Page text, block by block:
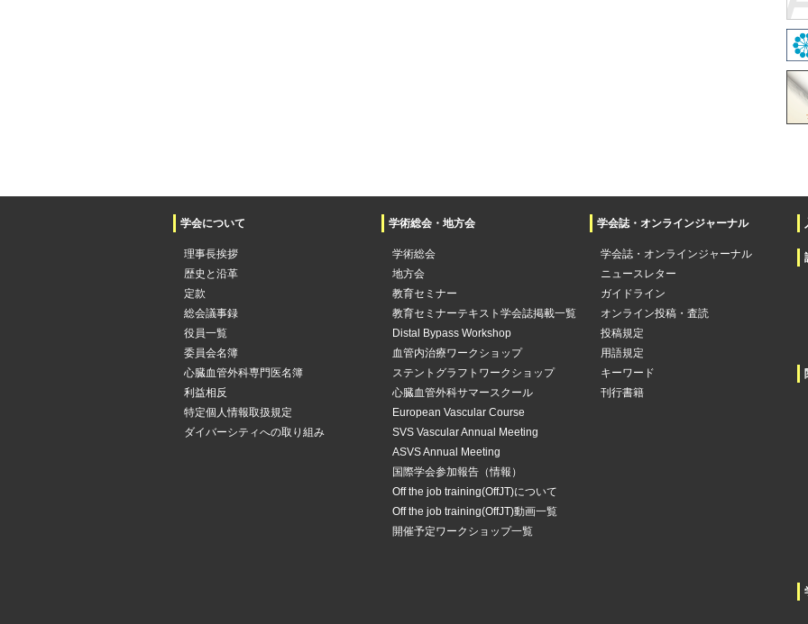
学会について
理事長挨拶
歴史と沿革
定款
総会議事録
役員一覧
委員会名簿
心臓血管外科専門医名簿
利益相反
特定個人情報取扱規定
ダイバーシティへの取り組み
学術総会・地方会
学術総会
地方会
教育セミナー
教育セミナーテキスト学会誌掲載一覧
Distal Bypass Workshop
血管内治療ワークショップ
ステントグラフトワークショップ
心臓血管外科サマースクール
European Vascular Course
SVS Vascular Annual Meeting
ASVS Annual Meeting
国際学会参加報告（情報）
Off the job training(OffJT)について
Off the job training(OffJT)動画一覧
開催予定ワークショップ一覧
学会誌・オンラインジャーナル
学会誌・オンラインジャーナル
ニュースレター
ガイドライン
オンライン投稿・査読
投稿規定
用語規定
キーワード
刊行書籍